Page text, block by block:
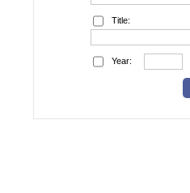
Title:
Year: